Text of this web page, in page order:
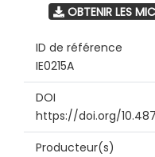
OBTENIR LES
ID de référence
IE0215A
DOI
https://doi.org/
Producteur(s)